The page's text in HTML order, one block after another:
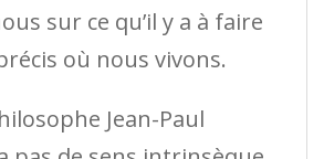
sur ce qu’il y a à faire
où nous vivons.
Jean-Paul